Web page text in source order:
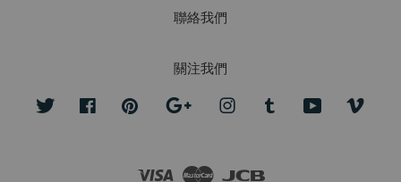
聯絡我們
關注我們
Twitter FacebookPinterest Google InstagramTumblr YouTube
Visa Master